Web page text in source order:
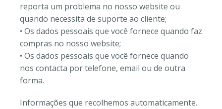
reporta um problema no nosso website ou
quando necessita de suporte ao cliente;
• Os dados pessoais que você fornece quando faz
compras no nosso website;
• Os dados pessoais que você fornece quando
nos contacta por telefone, email ou de outra
forma.
Informações que recolhemos automaticamente.